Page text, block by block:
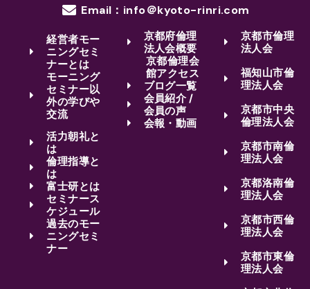
Email：info＠kyoto-rinri.com
経営者モー
ニングセミ
ナーとは
モーニング
セミナー以
外の学びや
交流
活力朝礼と
は
倫理指導と
は
富士研とは
セミナース
ケジュール
過去のモー
ニングセミ
ナー
京都府倫理
法人会概要
京都倫理会
館アクセス
ブログ一覧
会員紹介 /
会員の声
会報・動画
京都市倫理
法人会
福知山市倫
理法人会
京都市中央
倫理法人会
京都市南倫
理法人会
京都洛南倫
理法人会
京都市西倫
理法人会
京都市東倫
理法人会